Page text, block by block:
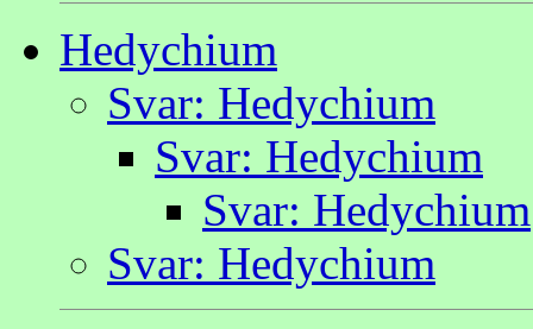
Hedychium
Svar: Hedychium
Svar: Hedychium
Svar: Hedychium
Svar: Hedychium